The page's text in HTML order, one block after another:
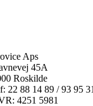
Aps
45A
Roskilde
22 88 14 89 / 93 95
4251 5981